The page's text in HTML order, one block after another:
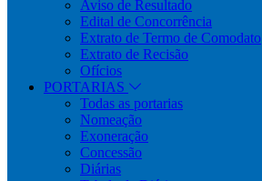
Aviso de Resultado
Edital de Concorrência
Extrato de Termo de Comodato
Extrato de Recisão
Ofícios
PORTARIAS
Todas as portarias
Nomeação
Exoneração
Concessão
Diárias